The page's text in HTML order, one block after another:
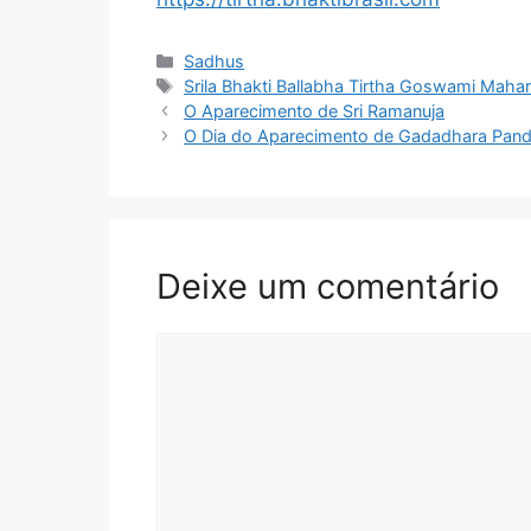
Categorias
Sadhus
Tags
Srila Bhakti Ballabha Tirtha Goswami
O Aparecimento de Sri Ramanuja
O Dia do Aparecimento de Gadadhara
Deixe um comentário